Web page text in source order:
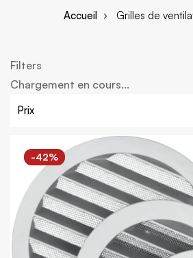
Accueil Grilles de
Filters
Chargement en cours...
-42%